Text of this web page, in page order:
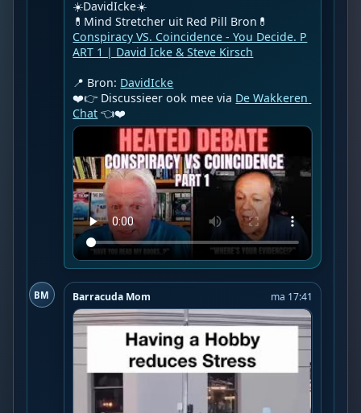
☀️DavidIcke☀️
Conspiracy VS. Coincidence - You Decide. P
ART 1 | David Icke & Steve Kirsch
📍 Bron: DavidIcke
❤️👉 Discussieer ook mee via De Wakkeren
Chat 👈❤️
BM Barracuda Mom ma 17:41